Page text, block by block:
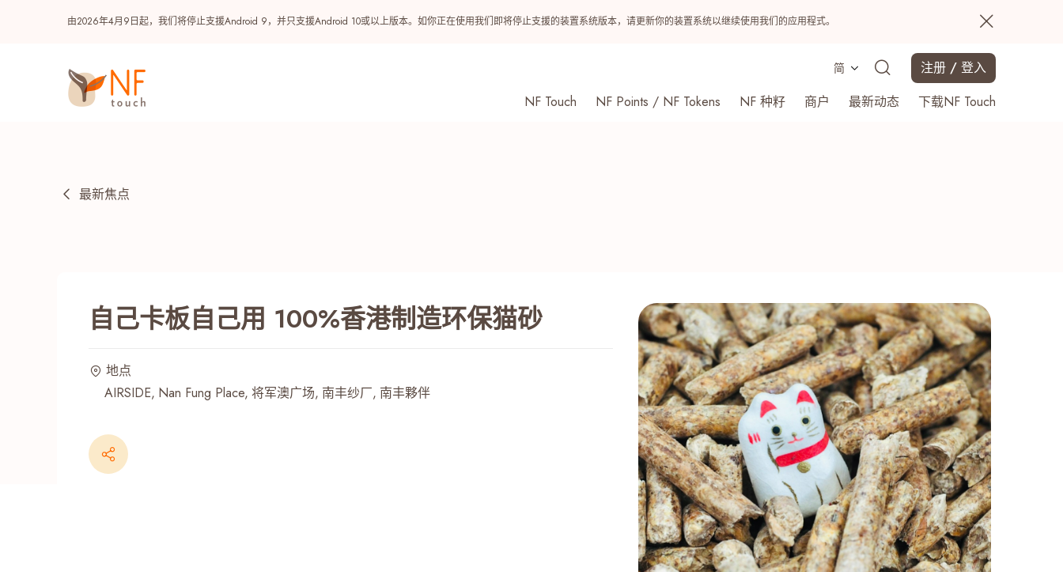
由2026年4月9日起，我们将停止支援Android 9，并只支援Android 10或以上版本。如你正在使用我们即将停止支援的装置系统版本，请更新你的装置系统以继续使用我们的应用程式。
简
注册 / 登入
NF Touch
NF Points / NF Tokens NF 种籽 商户 最新动态 下载NF Touch
NF 种籽 NF Points AIRSIDE 奖赏
最近搜寻纪录
最新焦点
自己卡板自己用 100%香港制造环保猫砂
地点
AIRSIDE Nan Fung Place 将军澳广场 南丰纱厂 南丰夥伴